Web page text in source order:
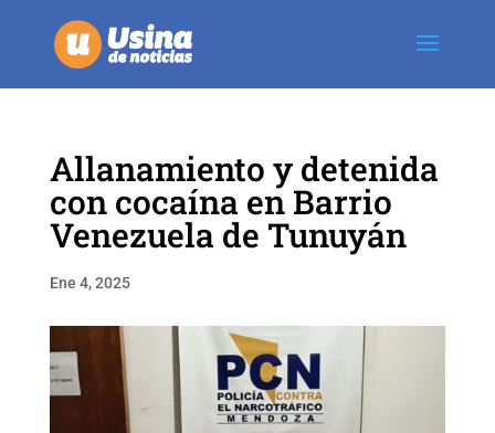
Allanamiento y detenida
con cocaína en Barrio
Venezuela de Tunuyán
Ene 4, 2025